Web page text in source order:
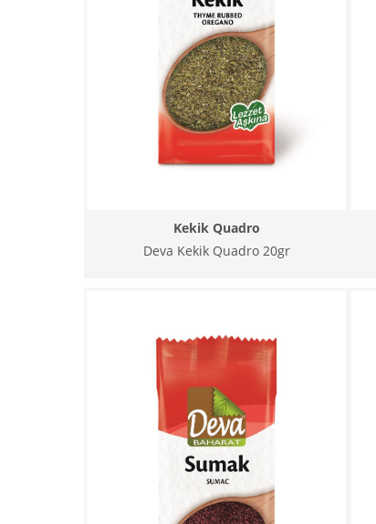
Kekik Quadro
Deva Kekik Quadro 20gr